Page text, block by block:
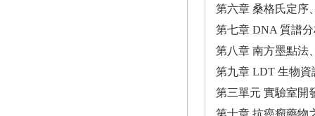
第六章 桑格氏定序
第七章 DNA 質譜
第八章 南方墨點法
第九章 LDT 生物
第三單元 實驗室開
第十章 抗癌瘤藥物